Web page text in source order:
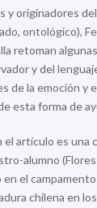
y originadores del
ontológico),
retoman
y del
de la emoción y
esta forma de
artículo es una
alumno
el
chilena en